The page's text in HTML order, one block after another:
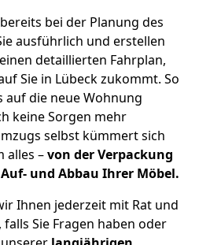
bei der Planung des
ausführlich und erstellen
detaillierten Fahrplan,
Sie in Lübeck zukommt. So
auf die neue Wohnung
keine Sorgen mehr
selbst kümmert sich
alles –von der Verpackung
und Abbau Ihrer Möbel.
Ihnen jederzeit mit Rat und
falls Sie Fragen haben oder